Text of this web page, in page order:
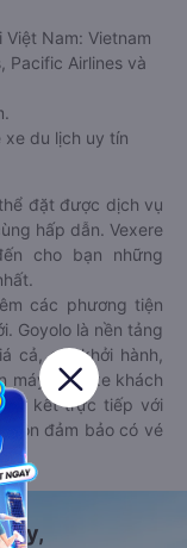
Nam: Vietnam
Pacific Airlines và
xe du lịch uy tín
đặt được dịch vụ
hấp dẫn. Vexere
cho bạn những
các phương tiện
Goyolo là nền tảng
cả, giờ khởi hành,
máy bay, xe khách
kết trực tiếp với
đảm bảo có vé